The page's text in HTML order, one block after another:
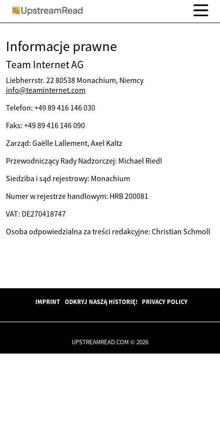
Informacje prawne
Team Internet AG
Liebherrstr. 22 80538 Monachium, Niemcy
info@teaminternet.com
Telefon: +49 89 416 146 030
Faks: +49 89 416 146 090
Zarząd: Gaëlle Lallement, Axel Kaltz
Przewodniczący Rady Nadzorczej: Michael Riedl
Siedziba i sąd rejestrowy: Monachium
Numer w rejestrze handlowym: HRB 200081
VAT: DE270418747
Osoba odpowiedzialna za treści redakcyjne: Christian Schmoll
IMPRINT ODKRYJ NASZĄ HISTORIĘ! PRIVACY POLICY
UPSTREAMREAD.COM © 2026